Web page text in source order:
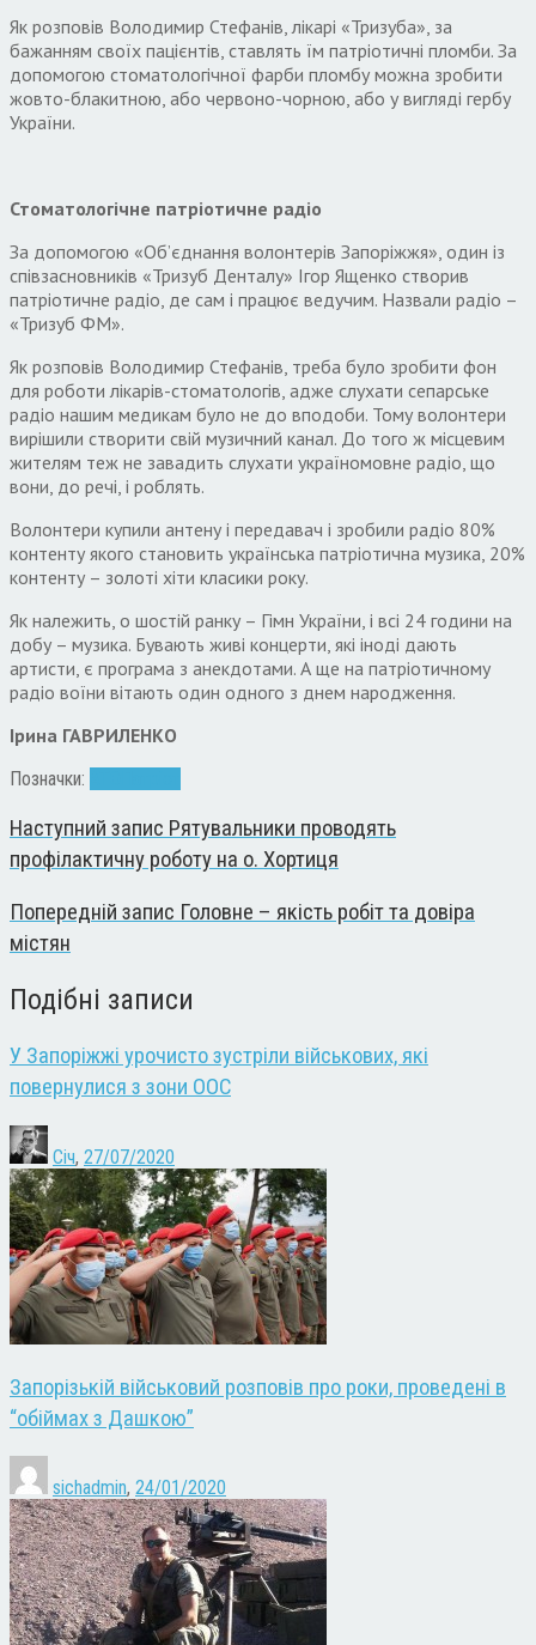
Як розповів Володимир Стефанів, лікарі «Тризуба», за
бажанням своїх пацієнтів, ставлять їм патріотичні пломби. За
допомогою стоматологічної фарби пломбу можна зробити
жовто-блакитною, або червоно-чорною, або у вигляді гербу
України.
Стоматологічне патріотичне радіо
За допомогою «Об’єднання волонтерів Запоріжжя», один із
співзасновників «Тризуб Денталу» Ігор Ященко створив
патріотичне радіо, де сам і працює ведучим. Назвали радіо –
«Тризуб ФМ».
Як розповів Володимир Стефанів, треба було зробити фон
для роботи лікарів-стоматологів, адже слухати сепарське
радіо нашим медикам було не до вподоби. Тому волонтери
вирішили створити свій музичний канал. До того ж місцевим
жителям теж не завадить слухати україномовне радіо, що
вони, до речі, і роблять.
Волонтери купили антену і передавач і зробили радіо 80%
контенту якого становить українська патріотична музика, 20%
контенту – золоті хіти класики року.
Як належить, о шостій ранку – Гімн України, і всі 24 години на
добу – музика. Бувають живі концерти, які іноді дають
артисти, є програма з анекдотами. А ще на патріотичному
радіо воїни вітають один одного з днем народження.
Ірина ГАВРИЛЕНКО
Позначки:
Наступний запис Рятувальники проводять
профілактичну роботу на о. Хортиця
Попередній запис Головне – якість робіт та довіра
містян
Подібні записи
У Запоріжжі урочисто зустріли військових, які
повернулися з зони ООС
Січ, 27/07/2020
Запорізькій військовий розповів про роки, проведені в
“обіймах з Дашкою”
sichadmin, 24/01/2020